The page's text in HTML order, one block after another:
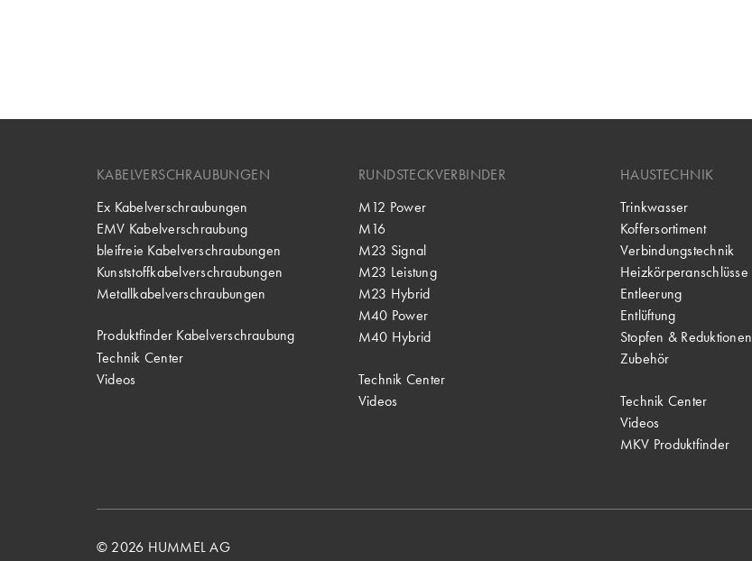
KABELVERSCHRAUBUNGEN
Ex Kabelverschraubungen
EMV Kabelverschraubung
bleifreie Kabelverschraubungen
Kunststoffkabelverschraubungen
Metallkabelverschraubungen
Produktfinder Kabelverschraubung
Technik Center
Videos
RUNDSTECKVERBINDER
M12 Power
M16
M23 Signal
M23 Leistung
M23 Hybrid
M40 Power
M40 Hybrid
Technik Center
Videos
HAUSTECHNIK
Trinkwasser
Koffersortiment
Verbindungstechnik
Heizkörperanschlüsse
Entleerung
Entlüftung
Stopfen & Reduktionen
Zubehör
Technik Center
Videos
MKV Produktfinder
© 2026 HUMMEL AG